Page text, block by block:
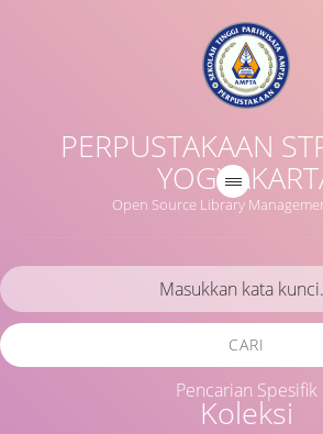
PERPUSTAKAAN
Open Source Library
Koleksi
CARI
Pencarian Spesifik